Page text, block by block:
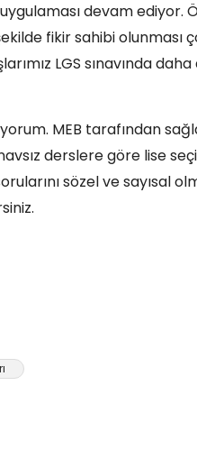
devam
fikir sahibi olunması
LGS sınavında
MEB tarafından
derslere göre lise
sözel ve sayısal